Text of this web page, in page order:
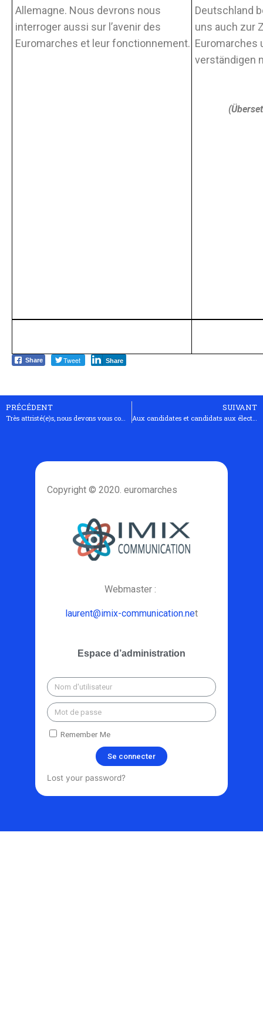
Allemagne. Nous devrons nous
interroger aussi sur l’avenir des
Euromarches et leur fonctionnement.
Deutschland
uns auch zur
Euromarches
verständigen
Share Tweet Share
PRÉCÉDENT
Très attristé(e)s, nous devons vous communiquer que Manfred Fischer vient de nous quitter.
SUIVANT
Aux candidates et candidats aux élections européennes 2019
Copyright © 2020. euromarches
Webmaster :
laurent@imix-communication.net
Espace d’administration
Remember Me
Se connecter
Lost your password?